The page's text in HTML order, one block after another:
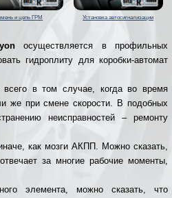
и цепь ГРМ Установка автосигнализации
осуществляется в профильных
гидроплиту для коробки-автомат
в том случае, когда во время
же при смене скорости. В подобных
неисправностей – ремонту
как мозги АКПП. Можно сказать,
за многие рабочие моменты,
элемента, можно сказать, что